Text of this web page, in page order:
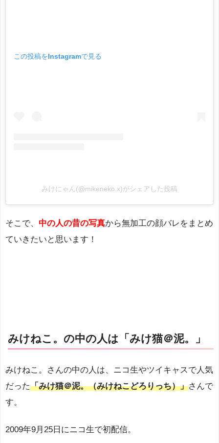
この投稿をInstagramで見る
みけにゃん(@mikeneko.x)がシェアした投稿
そこで、 中の人の昔の写真から無加工の顔バレをまとめ
ていきたいと思います！
みけねこ。の中の人は「みけ猫＠泥。」
みけねこ。さんの中の人は、ニコ生やツイキャスで人気
だった「みけ猫＠泥。（みけねこどろりっち）」さんで
す。
2009年9月25日にニコ生で初配信。